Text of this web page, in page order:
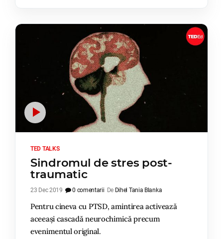
TED TALKS
Sindromul de stres post-
traumatic
23 Dec 2019 0 comentarii De Dihel Tania Blanka
Pentru cineva cu PTSD, amintirea activează
aceeași cascadă neurochimică precum
evenimentul original.